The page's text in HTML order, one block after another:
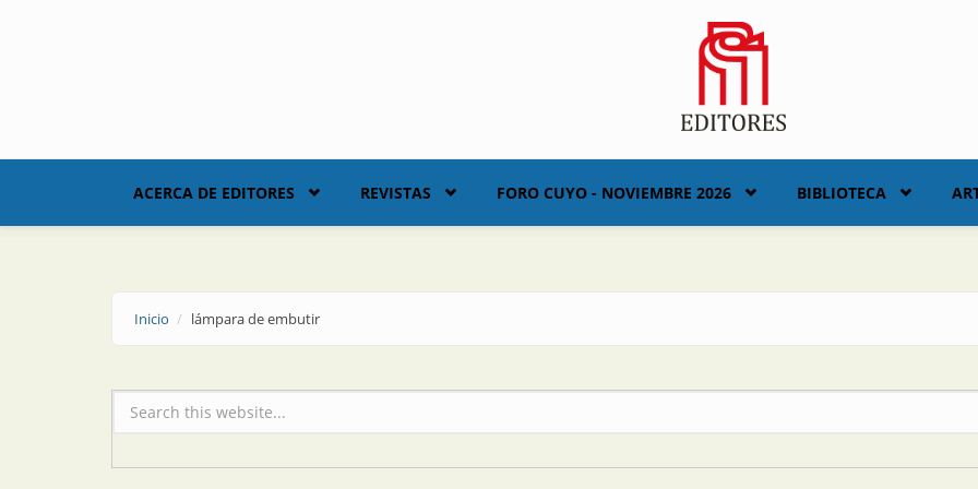
ACERCA DE EDITORES REVISTAS FORO CUYO - NOVIEMBRE 2026 BIBLIOTECA
Inicio lámpara de embutir
Formulario de búsqueda